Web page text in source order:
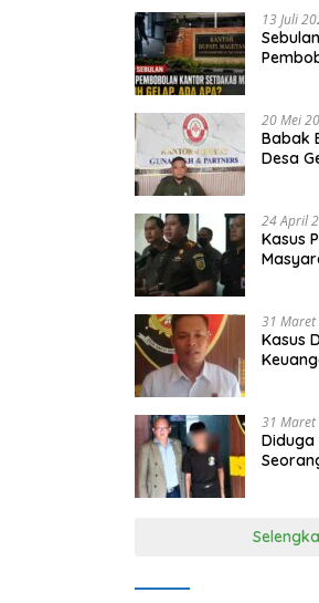
13 Juli
20 Mei
Babak
Desa
24 April
Kasus
31
Kasus
31
Diduga